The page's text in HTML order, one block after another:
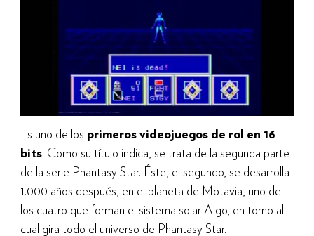
Es uno de los primeros videojuegos de rol en 16
bits. Como su título indica, se trata de la segunda parte
de la serie Phantasy Star. Éste, el segundo, se desarrolla
1.000 años después, en el planeta de Motavia, uno de
los cuatro que forman el sistema solar Algo, en torno al
cual gira todo el universo de Phantasy Star.